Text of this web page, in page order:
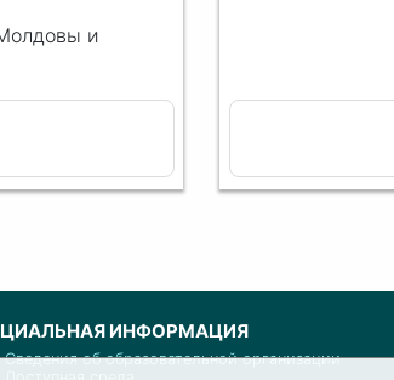
и
ИНФОРМАЦИЯ
Сведения об образовательной организации